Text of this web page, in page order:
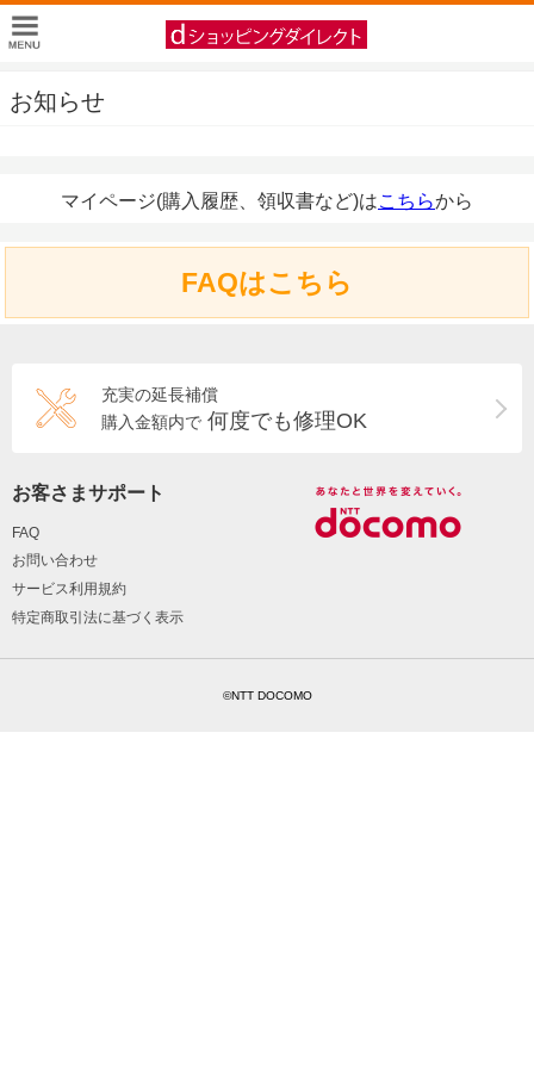
お知らせ
マイページ(購入履歴、領収書など)はこちらから
FAQはこちら
充実の延長補償
購入金額内で 何度でも修理OK
お客さまサポート
FAQ
お問い合わせ
サービス利用規約
特定商取引法に基づく表示
©NTT DOCOMO